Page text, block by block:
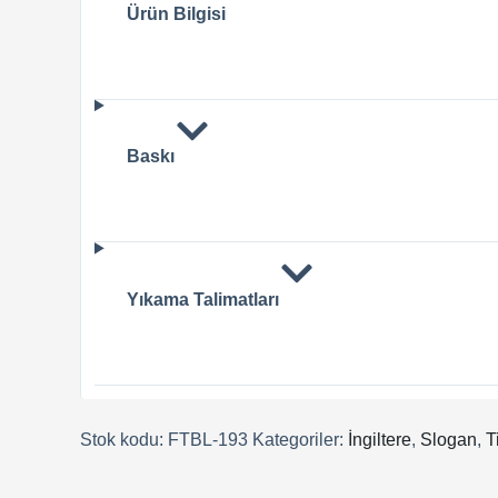
Ürün Bilgisi
Baskı
Yıkama Talimatları
Stok kodu: FTBL-193 Kategoriler: İngiltere, Slogan,